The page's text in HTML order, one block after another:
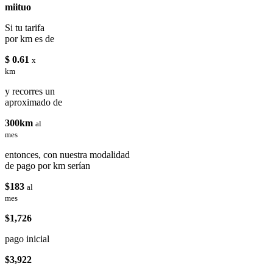
miituo
Si tu tarifa
por km es de
$ 0.61 x
km
y recorres un
aproximado de
300km al
mes
entonces, con nuestra modalidad
de pago por km serían
$183 al
mes
$1,726
pago inicial
$3,922